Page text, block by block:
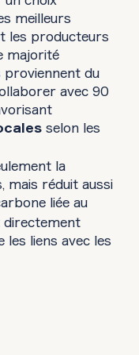
meilleurs
les producteurs
majorité
du
avec 90
selon les
la
mais réduit aussi
liée au
directement
liens avec les